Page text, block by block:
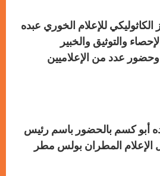
للإعلام الخوري عبده
والتوثيق والخبير
عدد من الإعلاميين
أبو كسم بالحضور باسم رئيس
الإعلام المطران بولس مطر